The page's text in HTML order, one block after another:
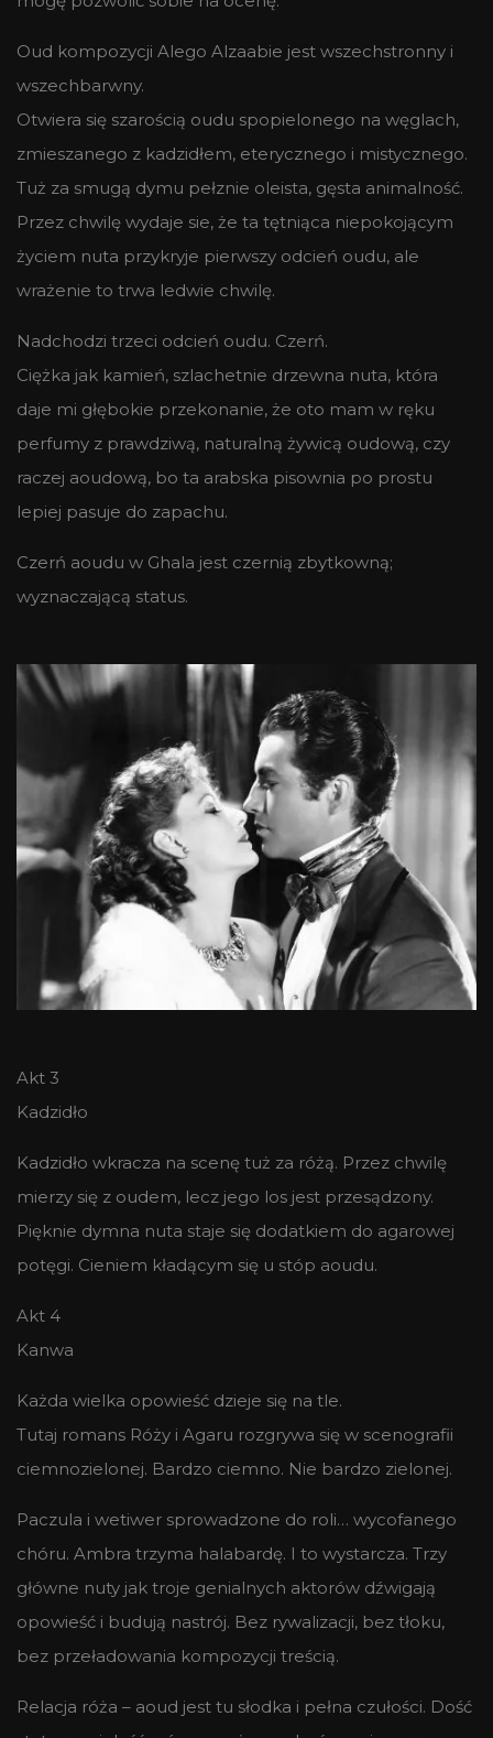
Oud kompozycji Alego Alzaabie jest wszechstronny i
wszechbarwny.
Otwiera się szarością oudu spopielonego na węglach,
zmieszanego z kadzidłem, eterycznego i mistycznego.
Tuż za smugą dymu pełznie oleista, gęsta animalność.
Przez chwilę wydaje sie, że ta tętniąca niepokojącym
życiem nuta przykryje pierwszy odcień oudu, ale
wrażenie to trwa ledwie chwilę.
Nadchodzi trzeci odcień oudu. Czerń.
Ciężka jak kamień, szlachetnie drzewna nuta, która
daje mi głębokie przekonanie, że oto mam w ręku
perfumy z prawdziwą, naturalną żywicą oudową, czy
raczej aoudową, bo ta arabska pisownia po prostu
lepiej pasuje do zapachu.
Czerń aoudu w Ghala jest czernią zbytkowną;
wyznaczającą status.
Akt 3
Kadzidło
Kadzidło wkracza na scenę tuż za różą. Przez chwilę
mierzy się z oudem, lecz jego los jest przesądzony.
Pięknie dymna nuta staje się dodatkiem do agarowej
potęgi. Cieniem kładącym się u stóp aoudu.
Akt 4
Kanwa
Każda wielka opowieść dzieje się na tle.
Tutaj romans Róży i Agaru rozgrywa się w scenografii
ciemnozielonej. Bardzo ciemno. Nie bardzo zielonej.
Paczula i wetiwer sprowadzone do roli… wycofanego
chóru. Ambra trzyma halabardę. I to wystarcza. Trzy
główne nuty jak troje genialnych aktorów dźwigają
opowieść i budują nastrój. Bez rywalizacji, bez tłoku,
bez przeładowania kompozycji treścią.
Relacja róża – aoud jest tu słodka i pełna czułości. Dość